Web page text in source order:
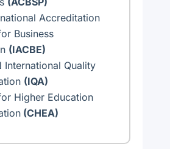
Accreditation
Business
(IACBE)
International Quality
(IQA)
Higher Education
(CHEA)